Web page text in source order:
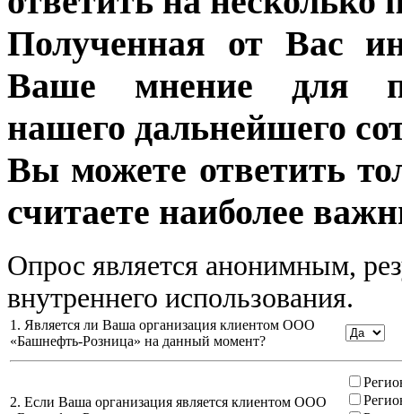
Полученная от Вас
Ваше мнение для
нашего дальнейшего
Вы можете ответить
считаете наиболее
Опрос является анонимным,
внутреннего использования.
1. Является ли Ваша организация клиентом ООО
«Башнефть-Розница» на данный момент?
2. Если Ваша организация является клиентом ООО